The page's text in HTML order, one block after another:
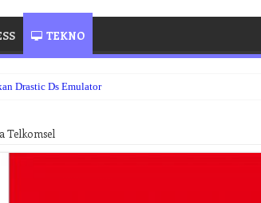
TEKNO
Drastic Ds Emulator
Telkomsel